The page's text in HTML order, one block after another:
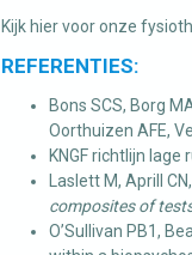
Kijk hier voor onze
REFERENTIES:
Bons SCS, Borg
Oorthuizen AFE,
KNGF richtlijn lage
Laslett M, Aprill
composites of
O’Sullivan PB1,